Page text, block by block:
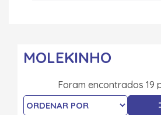
MOLEKINHO
Foram encontrados 19